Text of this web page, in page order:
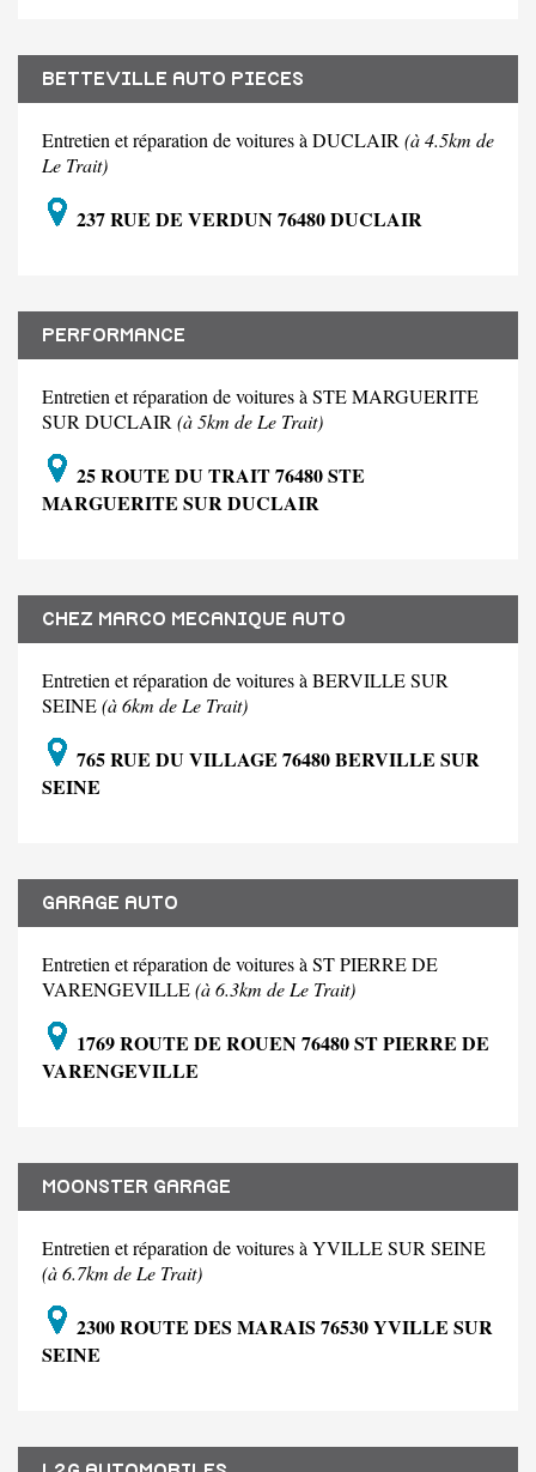
BETTEVILLE AUTO PIECES
Entretien et réparation de voitures à DUCLAIR(à 4.5km de
Le Trait)
237 RUE DE VERDUN 76480 DUCLAIR
PERFORMANCE
Entretien et réparation de voitures à STE MARGUERITE
SUR DUCLAIR(à 5km de Le Trait)
25 ROUTE DU TRAIT 76480 STE
MARGUERITE SUR DUCLAIR
CHEZ MARCO MECANIQUE AUTO
Entretien et réparation de voitures à BERVILLE SUR
SEINE(à 6km de Le Trait)
765 RUE DU VILLAGE 76480 BERVILLE SUR
SEINE
GARAGE AUTO
Entretien et réparation de voitures à ST PIERRE DE
VARENGEVILLE(à 6.3km de Le Trait)
1769 ROUTE DE ROUEN 76480 ST PIERRE DE
VARENGEVILLE
MOONSTER GARAGE
Entretien et réparation de voitures à YVILLE SUR SEINE
(à 6.7km de Le Trait)
2300 ROUTE DES MARAIS 76530 YVILLE SUR
SEINE